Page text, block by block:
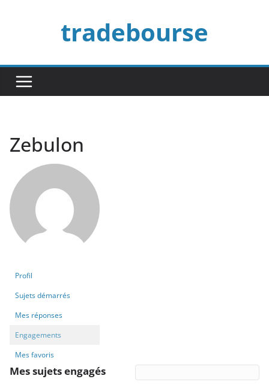
tradebourse
Zebulon
Profil
Sujets démarrés
Mes réponses
Engagements
Mes favoris
Mes sujets engagés